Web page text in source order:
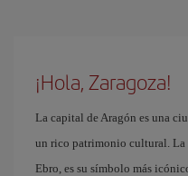
¡Hola, Zaragoza!
La capital de Aragón es una
un rico patrimonio cultural.
Ebro, es su símbolo más